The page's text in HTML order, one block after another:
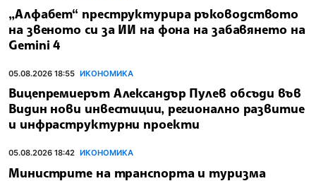
„Алфабет“ преструктурира ръководството
на звеното си за ИИ на фона на забавянето на
Gemini 4
05.08.2026 18:55 ИКОНОМИКА
Вицепремиерът Александър Пулев обсъди във
Видин нови инвестиции, регионално развитие
и инфраструктурни проекти
05.08.2026 18:42 ИКОНОМИКА
Министрите на транспорта и туризма